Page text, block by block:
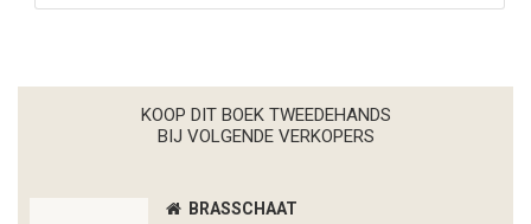
KOOP DIT BOEK TWEEDEHANDS
BIJ VOLGENDE VERKOPERS
BRASSCHAAT